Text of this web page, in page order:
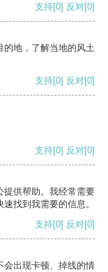
支持[0] 反对[0]
的地，了解当地的风土
支持[0] 反对[0]
支持[0] 反对[0]
提供帮助。我经常需要
找到我需要的信息。
支持[0] 反对[0]
会出现卡顿、掉线的情